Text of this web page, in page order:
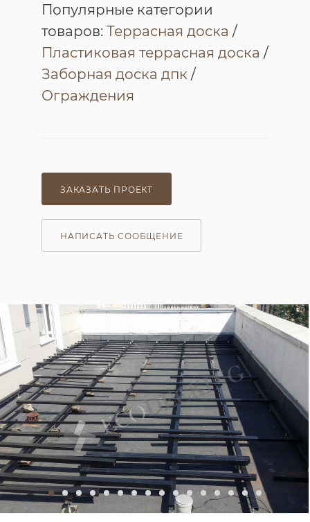
Популярные категории
товаров: Террасная доска /
Пластиковая террасная доска /
Заборная доска дпк /
Ограждения
ЗАКАЗАТЬ ПРОЕКТ
НАПИСАТЬ СООБЩЕНИЕ